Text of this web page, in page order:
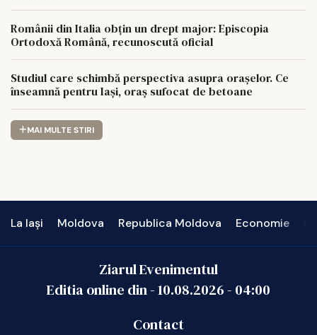
Românii din Italia obțin un drept major: Episcopia
Ortodoxă Română, recunoscută oficial
Studiul care schimbă perspectiva asupra orașelor. Ce
înseamnă pentru Iași, oraș sufocat de betoane
MAI MULTE STIRI
La Iași Moldova Republica Moldova Economie
Ziarul Evenimentul
Editia online din -10.08.2026- 04:00
Contact